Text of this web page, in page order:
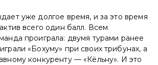
уже долгое время, и за это время
всего один балл. Всем
проиграла: двумя турами ранее
«Бохуму» при своих трибунах, а
конкуренту — «Кёльну». И это